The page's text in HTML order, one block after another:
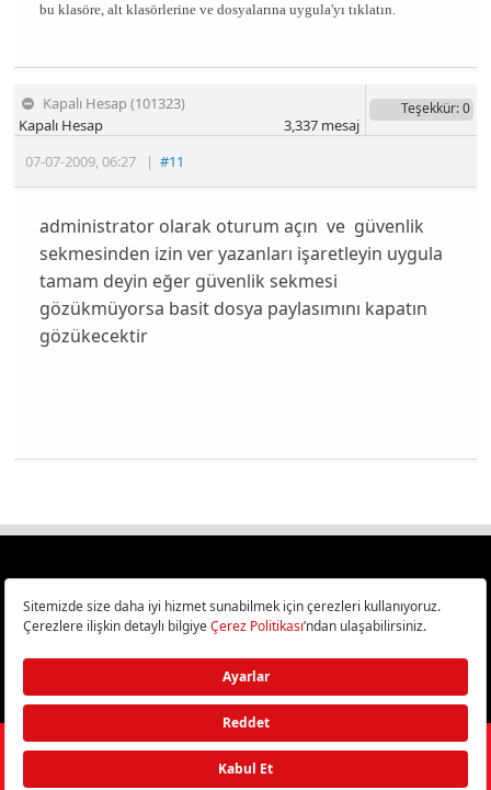
bu klasöre, alt klasörlerine ve dosyalarına uygula'yı tıklatın.
Kapalı Hesap (101323)
07-07-2009,06:27 |#11
Kapalı Hesap
Teşekkür: 0
3,337mesaj
administrator olarak oturum açın ve güvenlik
sekmesinden izin ver yazanları işaretleyin uygula
tamam deyin eğer güvenlik sekmesi
gözükmüyorsa basit dosya paylasımını kapatın
gözükecektir
Türkiye
Bilişim ve Teknoloji Haberleri CHIP Online’da!
©2026Doğan Burda Dergi Yayıncılık ve Pazarlama A.Ş./ Tüm hakları
saklıdır.